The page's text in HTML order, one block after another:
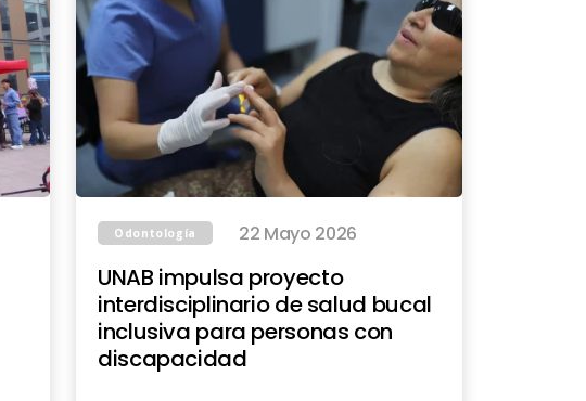
Odontología 22 Mayo 2026
UNAB impulsa proyecto
interdisciplinario de salud bucal
inclusiva para personas con
discapacidad